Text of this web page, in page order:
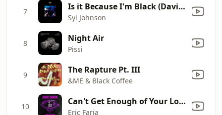
7 Is it Because I'm Black (David August Live Reconstruction) [Live]
Syl Johnson
8 Night Air
Pissi
9 The Rapture Pt. III
&ME & Black Coffee
10 Can't Get Enough of Your Love Baby
Eric Faria